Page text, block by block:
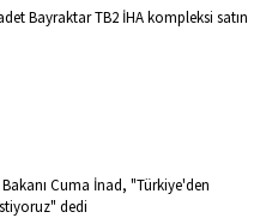
Bayraktar TB2 İHA kompleksi satın
Cuma İnad, "Türkiye'den
dedi